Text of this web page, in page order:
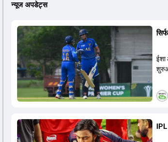
न्यूज अपडेट्स
ईशा
IPL